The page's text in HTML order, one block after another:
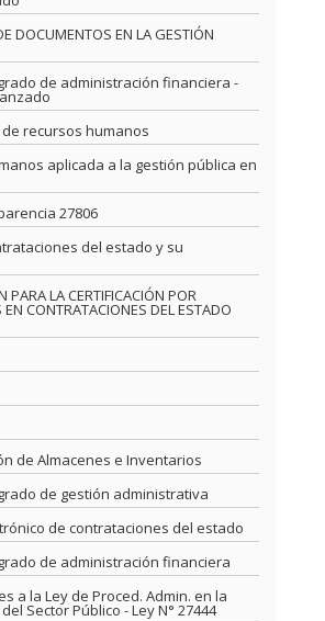
DOCUMENTOS EN LA GESTIÓN
de administración financiera -
recursos humanos
aplicada a la gestión pública en
27806
del estado y su
PARA LA CERTIFICACIÓN POR
CONTRATACIONES DEL ESTADO
de Almacenes e Inventarios
de gestión administrativa
de contrataciones del estado
de administración financiera
a la Ley de Proced. Admin. en la
Sector Público - Ley N° 27444